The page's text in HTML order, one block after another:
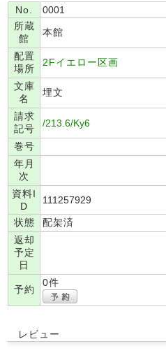
No.
0001
所蔵
館
本館
配置
場所
2Fイエロー区画
文庫
名
埋文
請求
記号
/213.6/Ky6
巻号
年月
次
資料I
D
111257929
状態
配架済
返却
予定
日
予約
0件
レビュー